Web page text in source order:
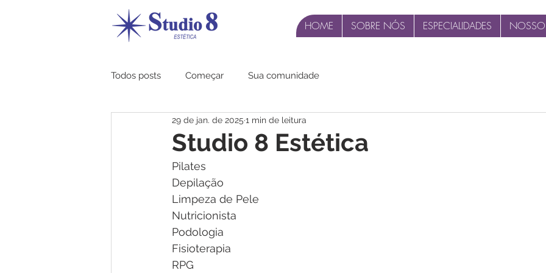
HOME SOBRE NÓS ESPECIALIDADES
Todos posts Começar Sua comunidade
Studio 8 Estética
29 de jan. de 2025 1 min de leitura
Pilates
Depilação
Limpeza de Pele
Nutricionista
Podologia
Fisioterapia
RPG